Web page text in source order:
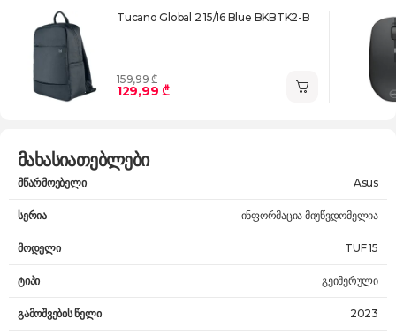
Tucano Global 2 15/16 Blue BKBTK2-B
159,99 ₾
129,99 ₾
მახასიათებლები
მწარმოებელი Asus
სერია ინფორმაცია მიუწვდომელია
მოდელი TUF 15
ტიპი გეიმერული
გამოშვების წელი 2023